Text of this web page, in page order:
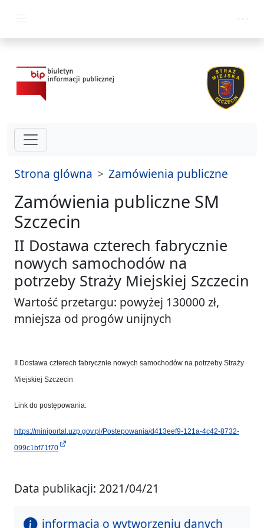
Strona glówna Zamówienia publiczne
Zamówienia publiczne SM
Szczecin
II Dostawa czterech fabrycznie
nowych samochodów na
potrzeby Straży Miejskiej Szczecin
Wartość przetargu: powyżej 130000 zł,
mniejsza od progów unijnych
II Dostawa czterech fabrycznie nowych samochodów na potrzeby Straży
Miejskiej Szczecin
Link do postępowania:
https://miniportal.uzp.gov.pl/Postepowania/d413eef9-121a-4c42-8732-
099c1bf71f70
Data publikacji: 2021/04/21
informacja o wytworzeniu danych